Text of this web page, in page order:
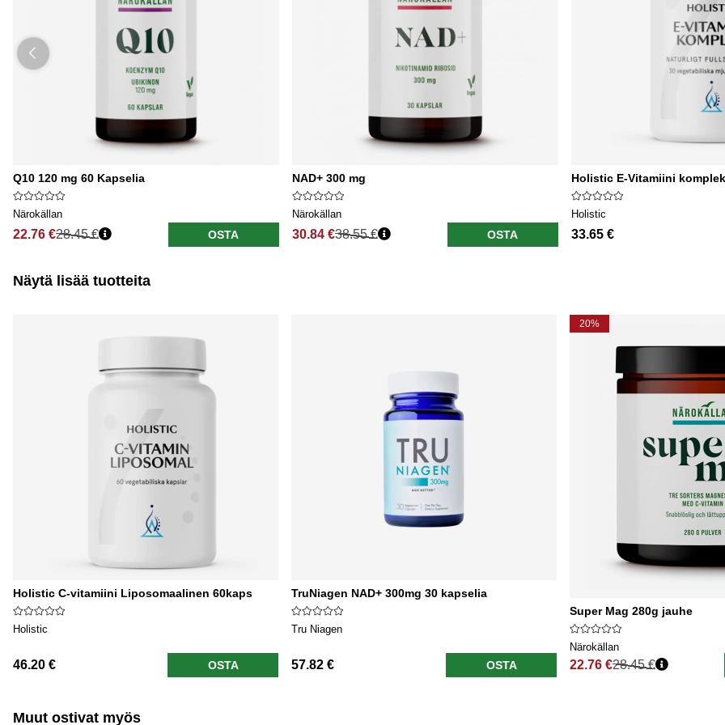
Q10 120 mg 60 Kapselia
Närokällan
22.76 €28.45 € OSTA
NAD+ 300 mg
Närokällan
30.84 €38.55 € OSTA
Holistic E-Vitamiini
Holistic
33.65 €
Näytä lisää tuotteita
Holistic C-vitamiini Liposomaalinen 60kaps
Holistic
46.20 € OSTA
TruNiagen NAD+ 300mg 30 kapselia
Tru Niagen
57.82 € OSTA
20%
Super Mag 280g jauhe
Närokällan
22.76 €
Normaali hinta
28.45 €
Muut ostivat myös